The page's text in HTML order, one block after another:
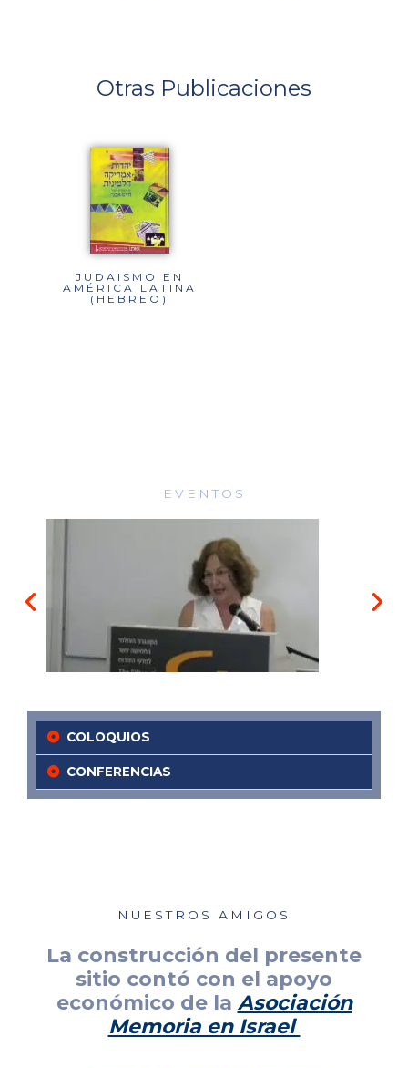
Otras Publicaciones
JUDAISMO EN
AMÉRICA LATINA
(HEBREO)
EVENTOS
COLOQUIOS
CONFERENCIAS
NUESTROS AMIGOS
La construcción del presente
sitio contó con el apoyo
económico de la Asociación
Memoria en Israel​